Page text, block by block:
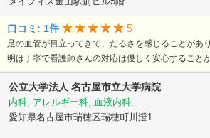
口コミ: 1件 5
足の血管が目立ってきて、だるさを感じることがあ
明は丁寧で看護師さんの対応は優しく安心すること
公立大学法人 名古屋市立大学病院
内科, アレルギー科, 血液内科, ...
愛知県名古屋市瑞穂区瑞穂町川澄1